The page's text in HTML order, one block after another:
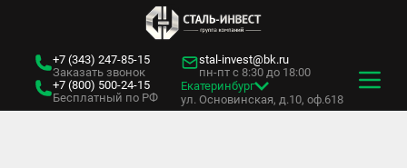
+7 (343) 247-85-15
Заказать звонок
+7 (800) 500-24-15
Бесплатный по РФ
stal-invest@bk.ru
пн-пт с 8:30 до 18:00
Екатеринбург
ул. Основинская, д.10, оф.618